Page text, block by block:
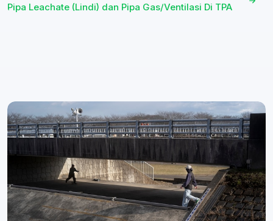
Pipa Leachate (Lindi) dan Pipa Gas/Ventilasi Di TPA